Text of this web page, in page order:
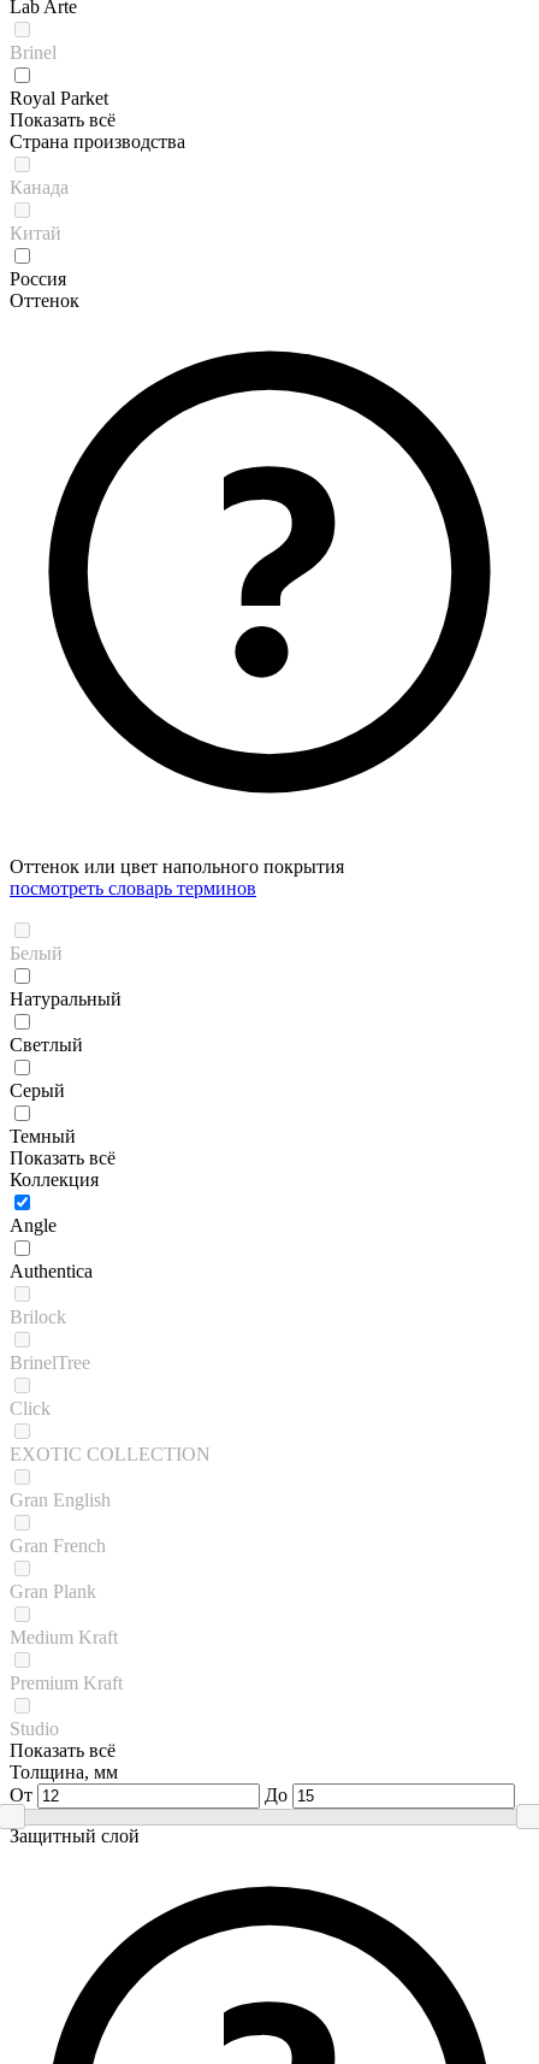
Lab Arte
Brinel
Royal Parket
Показать всё
Страна производства
Канада
Китай
Россия
Оттенок
Оттенок или цвет напольного покрытия
посмотреть словарь терминов
Белый
Натуральный
Светлый
Серый
Темный
Показать всё
Коллекция
Angle
Authentica
Brilock
BrinelTree
Click
EXOTIC COLLECTION
Gran English
Gran French
Gran Plank
Medium Kraft
Premium Kraft
Studio
Показать всё
Толщина, мм
От
До
Защитный слой